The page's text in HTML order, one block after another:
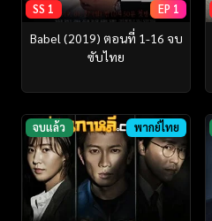
SS 1 EP 1
Babel (2019) ตอนที่ 1-16 จบ
ซับไทย
จบแล้ว พากย์ไทย